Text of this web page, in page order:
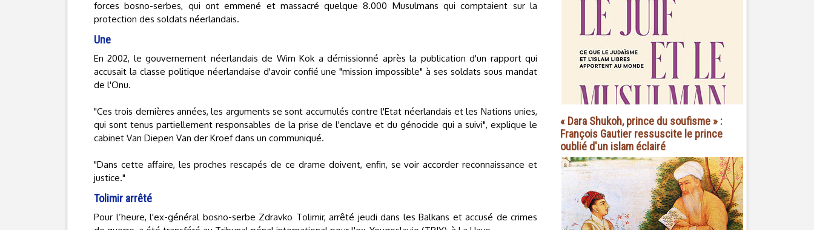
forces bosno-serbes, qui ont emmené et massacré quelque 8.000 Musulmans qui comptaient sur la
protection des soldats néerlandais.
Une
En 2002, le gouvernement néerlandais de Wim Kok a démissionné après la publication d'un rapport qui
accusait la classe politique néerlandaise d'avoir confié une "mission impossible" à ses soldats sous mandat
de l'Onu.
"Ces trois dernières années, les arguments se sont accumulés contre l'Etat néerlandais et les Nations unies,
qui sont tenus partiellement responsables de la prise de l'enclave et du génocide qui a suivi", explique le
cabinet Van Diepen Van der Kroef dans un communiqué.
"Dans cette affaire, les proches rescapés de ce drame doivent, enfin, se voir accorder reconnaissance et
justice."
Tolimir arrêté
Pour l’heure, l'ex-général bosno-serbe Zdravko Tolimir, arrêté jeudi dans les Balkans et accusé de crimes
« Dara Shukoh, prince du soufisme » :
François Gautier ressuscite le prince
oublié d'un islam éclairé